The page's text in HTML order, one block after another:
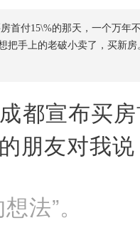
首付15\%的那天，一个万年
把手上的老破小卖了，买新
都宣布买
朋友对我
法”。